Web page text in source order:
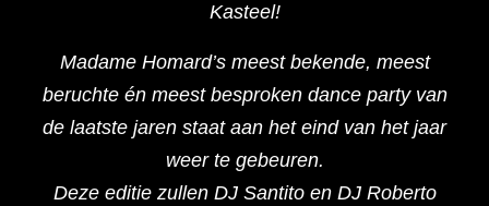
Kasteel!
Madame Homard’s meest bekende, meest
beruchte én meest besproken dance party van
de laatste jaren staat aan het eind van het jaar
weer te gebeuren.
Deze editie zullen DJ Santito en DJ Roberto